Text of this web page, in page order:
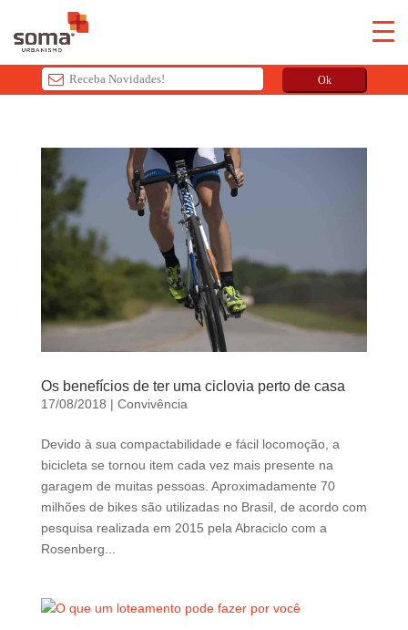
Ok
s
h
o
l
b
e
t
a
Os benefícios de ter uma ciclovia perto de casa
17/08/2018 | Convivência
Devido à sua compactabilidade e fácil locomoção, a
bicicleta se tornou item cada vez mais presente na
garagem de muitas pessoas. Aproximadamente 70
milhões de bikes são utilizadas no Brasil, de acordo com
pesquisa realizada em 2015 pela Abraciclo com a
Rosenberg...